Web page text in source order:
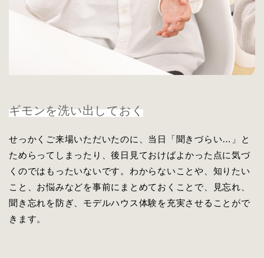
ギモンを洗い出しておく
せっかくご来場いただいたのに、当日「聞きづらい…」と
ためらってしまったり、後日見ておけばよかった点に気づ
くのではもったいないです。わからないことや、知りたい
こと、お悩みなどを事前にまとめておくことで、見忘れ、
聞き忘れを防ぎ、モデルハウス体験を充実させることがで
きます。